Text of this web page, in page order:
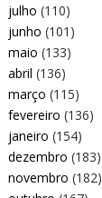
julho (110)
junho (101)
maio (133)
abril (136)
março (115)
fevereiro (136)
janeiro (154)
dezembro (183)
novembro (182)